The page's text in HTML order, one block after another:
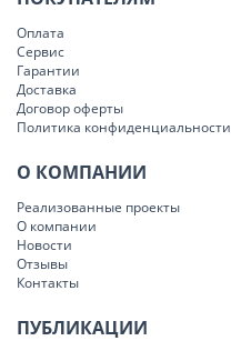
Оплата
Сервис
Гарантии
Доставка
Договор оферты
Политика конфиденциальности
О КОМПАНИИ
Реализованные проекты
О компании
Новости
Отзывы
Контакты
ПУБЛИКАЦИИ